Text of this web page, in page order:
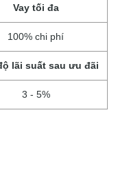
Vay tối đa
100% chi phí
lãi suất sau ưu đãi
3 - 5%